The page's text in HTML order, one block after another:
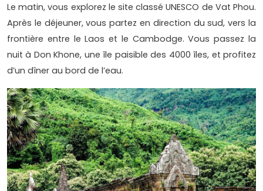
Le matin, vous explorez le site classé UNESCO de Vat Phou.
Après le déjeuner, vous partez en direction du sud, vers la
frontière entre le Laos et le Cambodge. Vous passez la
nuit à Don Khone, une île paisible des 4000 îles, et profitez
d’un dîner au bord de l’eau.